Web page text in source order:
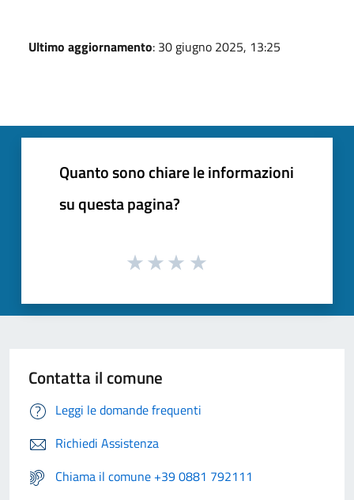
Ultimo aggiornamento: 30 giugno 2025, 13:25
Quanto sono chiare le informazioni
su questa pagina?
Contatta il comune
Leggi le domande frequenti
Richiedi Assistenza
Chiama il comune +39 0881 792111